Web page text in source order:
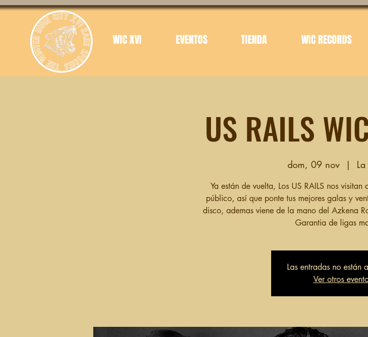
WIC XVI EVENTOS TIENDA WIC RECORDS
US RAILS
dom, 09 nov
  |
Ya están de vuelta, Los US RAILS nos
público, así que ponte tus mejores galas y
disco, ademas viene de la mano del Azkena
Garantia de ligas
Las entradas no están
Ver otros